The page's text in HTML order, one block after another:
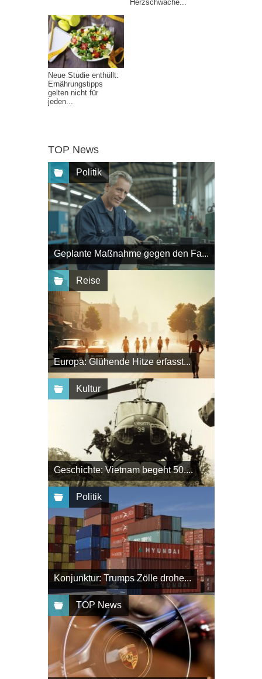
Herzschwäche...
Neue Studie enthüllt:
Ernährungstipps
gelten nicht für
jeden...
TOP News
Politik
Geplante Maßnahme gegen den Fa...
Reise
Europa: Glühende Hitze erfasst...
Kultur
Geschichte: Vietnam begeht 50....
Politik
Konjunktur: Trumps Zölle drohe...
TOP News